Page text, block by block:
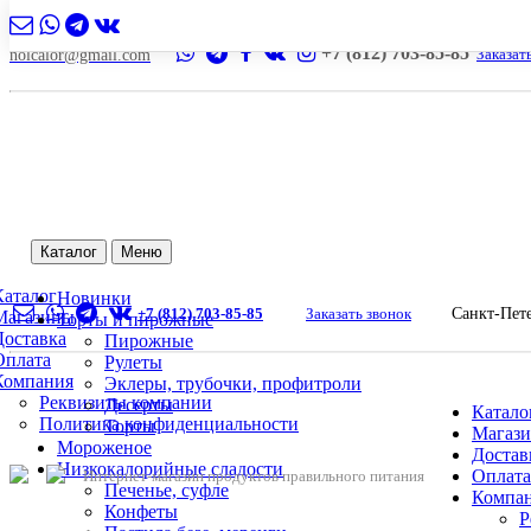
nolcalor@gmail.com +7 (812) 703-85-85
Каталог Меню
Реквизиты компании
Политика конфиденциальности
Новинки
Торты и пирожные
Пирожные
Рулеты
Эклеры, трубочки, профитроли
Десерты
Торты
Мороженое
Низкокалорийные сладости
Печенье, суфле
Конфеты
+7 (812) 703-85-85 Заказать звонок Санкт-
Интернет-магазин продуктов правильного питания
Оплата